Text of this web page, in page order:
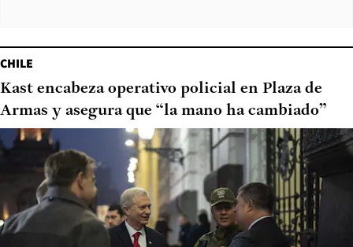
CHILE
Kast encabeza operativo policial en Plaza de
Armas y asegura que “la mano ha cambiado”